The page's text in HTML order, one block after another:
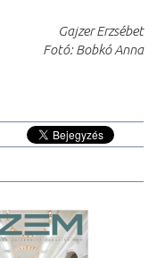
Gajzer Erzsébet
Fotó: Bobkó Anna